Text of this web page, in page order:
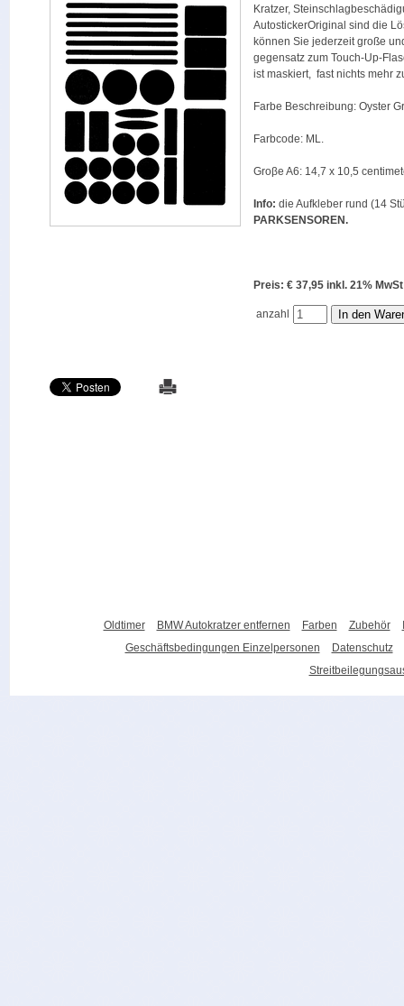
Kratzer,
AutostickerOriginal sind die
können Sie jederzeit große
gegensatz zum Touch-Up-
ist maskiert, fast nichts mehr
Farbe Beschreibung: Oyster
Farbcode: ML.
Groβe A6: 14,7 x 10,5
Info: die Aufkleber rund (14
PARKSENSOREN.
Preis: € 37,95 inkl. 21%
anzahl
Oldtimer BMW Autokratzer entfernen Farben Zubehör
Geschäftsbedingungen Einzelpersonen
Datenschutz